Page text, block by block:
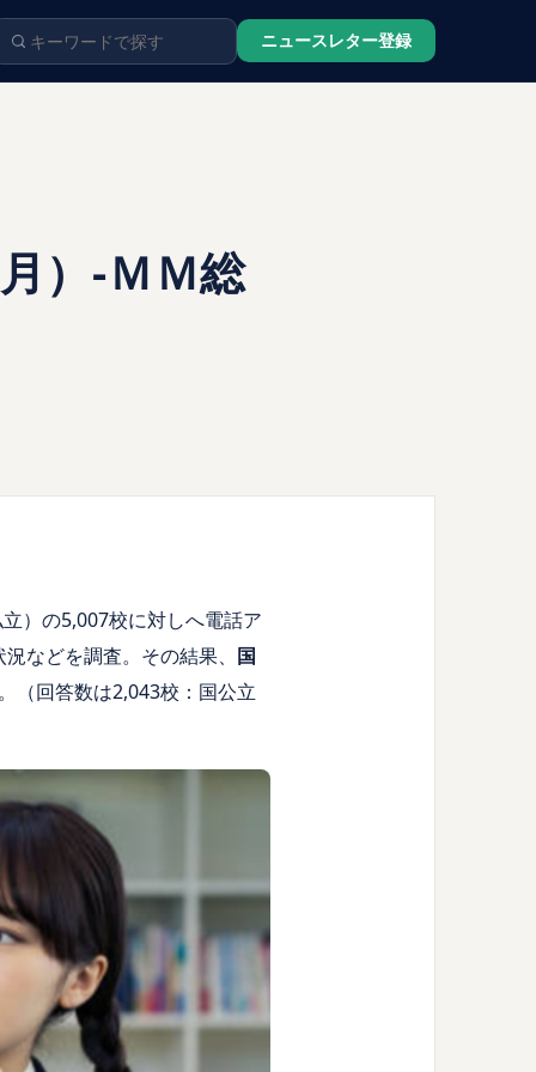
ニュースレター登録
）-ＭＭ総
）の5,007校に対しへ電話ア
などを調査。その結果、 国
（回答数は2,043校：国公立